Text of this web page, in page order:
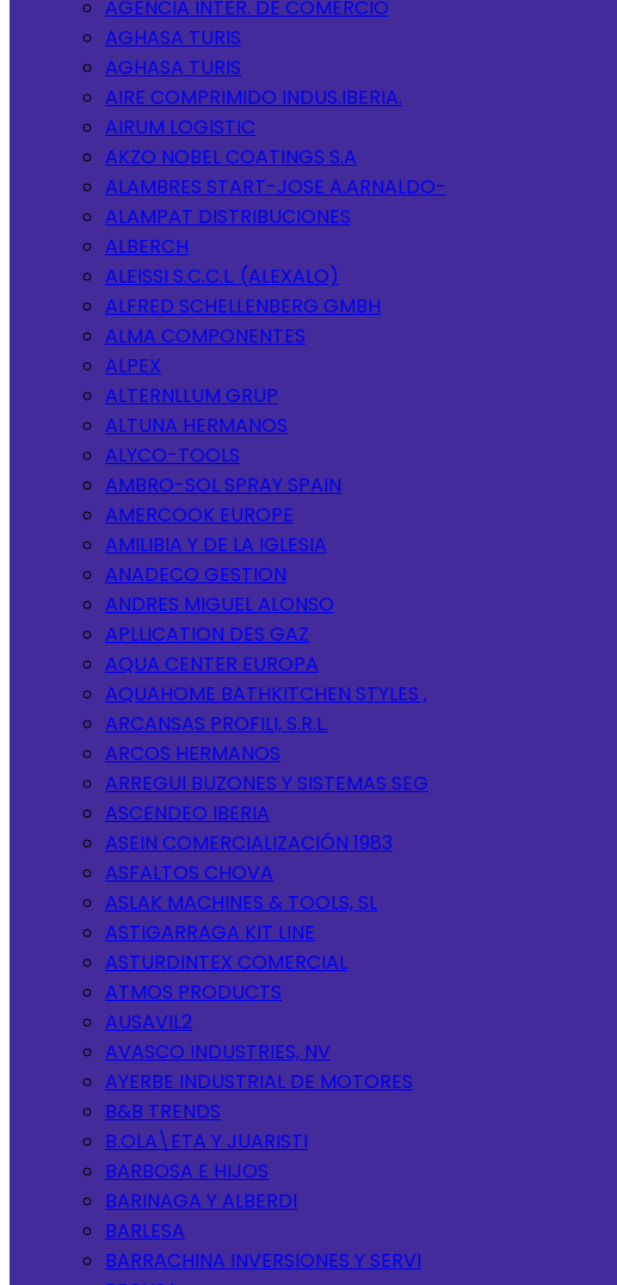
AGENCIA INTER. DE COMERCIO
AGHASA TURIS
AGHASA TURIS
AIRE COMPRIMIDO INDUS.IBERIA.
AIRUM LOGISTIC
AKZO NOBEL COATINGS S.A
ALAMBRES START-JOSE A.ARNALDO-
ALAMPAT DISTRIBUCIONES
ALBERCH
ALEISSI S.C.C.L. (ALEXALO)
ALFRED SCHELLENBERG GMBH
ALMA COMPONENTES
ALPEX
ALTERNLLUM GRUP
ALTUNA HERMANOS
ALYCO-TOOLS
AMBRO-SOL SPRAY SPAIN
AMERCOOK EUROPE
AMILIBIA Y DE LA IGLESIA
ANADECO GESTION
ANDRES MIGUEL ALONSO
APLLICATION DES GAZ
AQUA CENTER EUROPA
AQUAHOME BATHKITCHEN STYLES ,
ARCANSAS PROFILI, S.R.L.
ARCOS HERMANOS
ARREGUI BUZONES Y SISTEMAS SEG
ASCENDEO IBERIA
ASEIN COMERCIALIZACIÓN 1983
ASFALTOS CHOVA
ASLAK MACHINES & TOOLS, SL
ASTIGARRAGA KIT LINE
ASTURDINTEX COMERCIAL
ATMOS PRODUCTS
AUSAVIL2
AVASCO INDUSTRIES, NV
AYERBE INDUSTRIAL DE MOTORES
B&B TRENDS
B.OLA\ETA Y JUARISTI
BARBOSA E HIJOS
BARINAGA Y ALBERDI
BARLESA
BARRACHINA INVERSIONES Y SERVI